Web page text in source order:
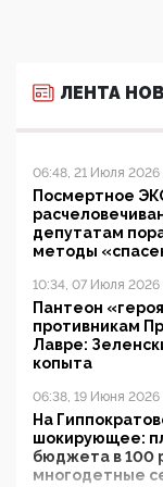
ЛЕНТА
06:48, 21 Июля 2026
Посмертное
депутатам
методы
10:34, 07 Июля 2026
Пантеон
противникам
Лавре:
копыта
06:38, 19 Июня 2026
На
шокирующее:
бюджета в 100
многодетные